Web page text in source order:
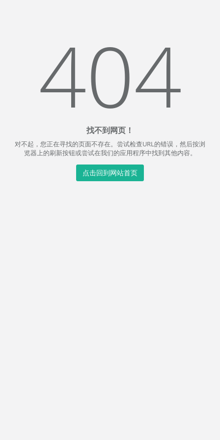
404
找不到网页！
对不起，您正在寻找的页面不存在。尝试检查URL的错误，然后按浏
览器上的刷新按钮或尝试在我们的应用程序中找到其他内容。
点击回到网站首页